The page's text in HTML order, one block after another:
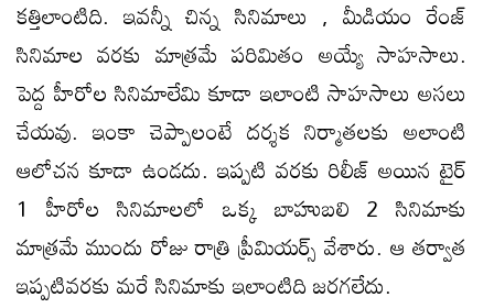
కత్తిలాంటిది. ఇవన్నీ చిన్న సినిమాలు , మీడియం రేంజ్
సినిమాల వరకు మాత్రమే పరిమితం అయ్యే సాహసాలు.
పెద్ద హీరోల సినిమాలేమి కూడా ఇలాంటి సాహసాలు అసలు
చేయవు. ఇంకా చెప్పాలంటే దర్శక నిర్మాతలకు అలాంటి
ఆలోచన కూడా ఉండదు. ఇప్పటి వరకు రిలీజ్ అయిన టైర్
1 హీరోల సినిమాలలో ఒక్క బాహుబలి 2 సినిమాకు
మాత్రమే ముందు రోజు రాత్రి ప్రీమియర్స్ వేశారు. ఆ తర్వాత
ఇప్పటివరకు మరే సినిమాకు ఇలాంటిది జరగలేదు.